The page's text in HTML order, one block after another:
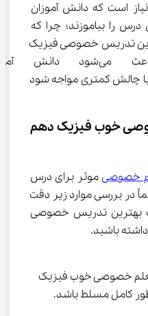
است که دانش آموزان
را بیاموزند؛ چرا که
پایه‌ای در بهترین تدریس خصوصی فیزیک
دهم رشته ریاضی باعث
با چالش کمتری مواجه شود
خوب فیزیک دهم
خصوصی موثر برای درس
در بررسی موارد زیر دقت
بهترین تدریس خصوصی
باشید.
خصوصی خوب فیزیک
کامل مسلط باشد.